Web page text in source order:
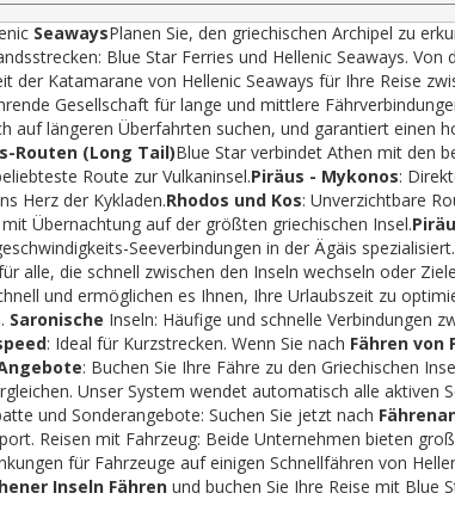
SeawaysPlanen Sie, den griechischen Archipel zu
Blue Star Ferries und Hellenic Seaways. Von
Katamarane von Hellenic Seaways für Ihre Reise
Gesellschaft für lange und mittlere
längeren Überfahrten suchen, und garantiert einen
Routen (Long Tail)Blue Star verbindet Athen mit den
Route zur Vulkaninsel.Piräus - Mykonos:
Herz der Kykladen.Rhodos und Kos: Unverzichtbare
Übernachtung auf der größten griechischen Insel.
Seeverbindungen in der Ägäis
alle, die schnell zwischen den Inseln wechseln oder
und ermöglichen es Ihnen, Ihre Urlaubszeit zu
Saronische Inseln: Häufige und schnelle Verbindungen
: Ideal für Kurzstrecken. Wenn Sie nach Fähren von
: Buchen Sie Ihre Fähre zu den Griechischen
Unser System wendet automatisch alle aktiven
und Sonderangebote: Suchen Sie jetzt nach
Reisen mit Fahrzeug: Beide Unternehmen bieten
für Fahrzeuge auf einigen Schnellfähren von
Inseln Fähren und buchen Sie Ihre Reise mit Blue